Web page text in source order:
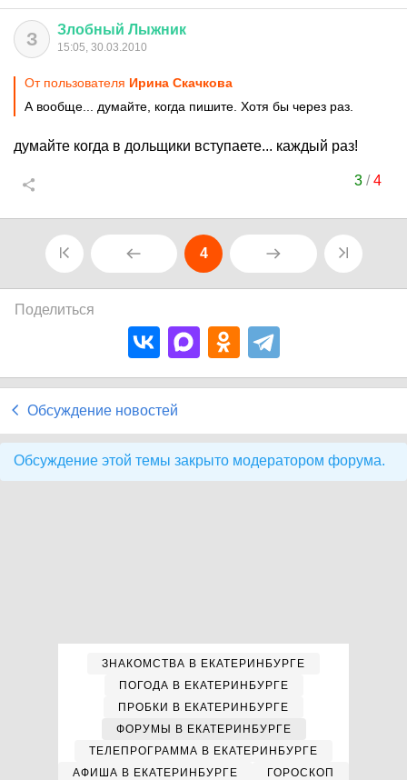
З Злобный Лыжник
15:05, 30.03.2010
От пользователя Ирина Скачкова
А вообще... думайте, когда пишите. Хотя бы через раз.
думайте когда в дольщики вступаете... каждый раз!
3/4
4
Поделиться
Обсуждение новостей
Обсуждение этой темы закрыто модератором форума.
ЗНАКОМСТВА В ЕКАТЕРИНБУРГЕ
ПОГОДА В ЕКАТЕРИНБУРГЕ
ПРОБКИ В ЕКАТЕРИНБУРГЕ
ФОРУМЫ В ЕКАТЕРИНБУРГЕ
ТЕЛЕПРОГРАММА В ЕКАТЕРИНБУРГЕ
АФИША В ЕКАТЕРИНБУРГЕ
ГОРОСКОП